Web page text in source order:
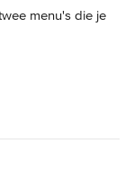
menu's die je